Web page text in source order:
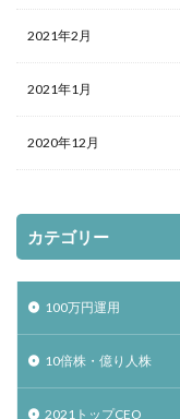
2021年2月
2021年1月
2020年12月
カテゴリー
100万円運用
10倍株・億り人株
2021トップCEO